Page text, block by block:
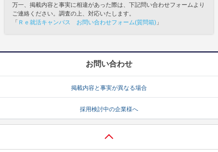
万一、掲載内容と事実に相違があった際は、下記問い合わせフォームより
ご連絡ください。調査の上、対応いたします。
「 Ｒｅ就活キャンパス お問い合わせフォーム(質問箱) 」
お問い合わせ
掲載内容と事実が異なる場合
採用検討中の企業様へ